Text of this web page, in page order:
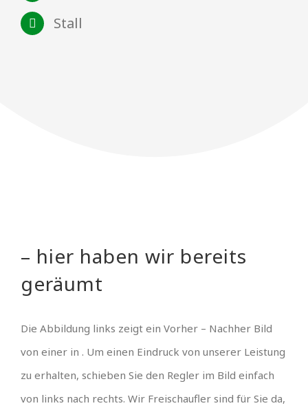
Stall
– hier haben wir bereits
geräumt
Die Abbildung links zeigt ein Vorher – Nachher Bild
von einer in . Um einen Eindruck von unserer Leistung
zu erhalten, schieben Sie den Regler im Bild einfach
von links nach rechts. Wir Freischaufler sind für Sie da,